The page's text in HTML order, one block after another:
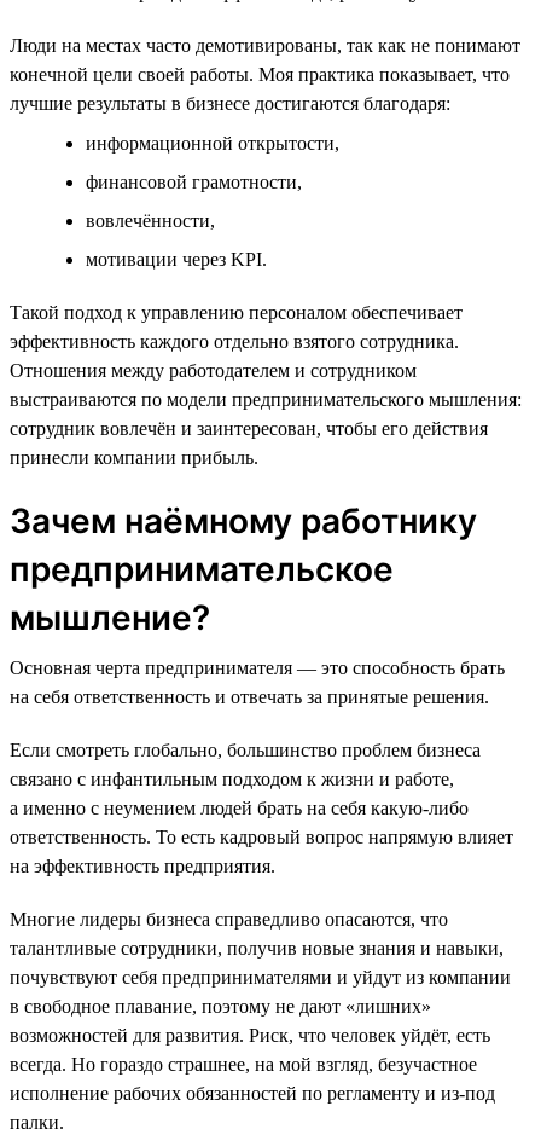
Люди на местах часто демотивированы, так как не понимают
конечной цели своей работы. Моя практика показывает, что
лучшие результаты в бизнесе достигаются благодаря:
информационной открытости,
финансовой грамотности,
вовлечённости,
мотивации через KPI.
Такой подход к управлению персоналом обеспечивает
эффективность каждого отдельно взятого сотрудника.
Отношения между работодателем и сотрудником
выстраиваются по модели предпринимательского мышления:
сотрудник вовлечён и заинтересован, чтобы его действия
принесли компании прибыль.
Зачем наёмному работнику
предпринимательское
мышление?
Основная черта предпринимателя — это способность брать
на себя ответственность и отвечать за принятые решения.
Если смотреть глобально, большинство проблем бизнеса
связано с инфантильным подходом к жизни и работе,
а именно с неумением людей брать на себя какую-либо
ответственность. То есть кадровый вопрос напрямую влияет
на эффективность предприятия.
Многие лидеры бизнеса справедливо опасаются, что
талантливые сотрудники, получив новые знания и навыки,
почувствуют себя предпринимателями и уйдут из компании
в свободное плавание, поэтому не дают «лишних»
возможностей для развития. Риск, что человек уйдёт, есть
всегда. Но гораздо страшнее, на мой взгляд, безучастное
исполнение рабочих обязанностей по регламенту и из-под
палки.